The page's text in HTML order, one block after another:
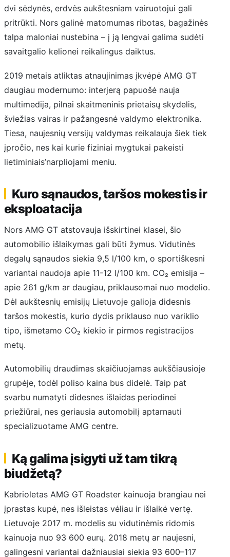
dvi sėdynės, erdvės aukštesniam vairuotojui gali
pritrūkti. Nors galinė matomumas ribotas, bagažinės
talpa maloniai nustebina – į ją lengvai galima sudėti
savaitgalio kelionei reikalingus daiktus.
2019 metais atliktas atnaujinimas įkvėpė AMG GT
daugiau modernumo: interjerą papuošė nauja
multimedija, pilnai skaitmeninis prietaisų skydelis,
šviežias vairas ir pažangesnė valdymo elektronika.
Tiesa, naujesnių versijų valdymas reikalauja šiek tiek
įpročio, nes kai kurie fiziniai mygtukai pakeisti
lietiminiais’narpliojami meniu.
Kuro sąnaudos, taršos mokestis ir
eksploatacija
Nors AMG GT atstovauja išskirtinei klasei, šio
automobilio išlaikymas gali būti žymus. Vidutinės
degalų sąnaudos siekia 9,5 l/100 km, o sportiškesni
variantai naudoja apie 11-12 l/100 km. CO₂ emisija –
apie 261 g/km ar daugiau, priklausomai nuo modelio.
Dėl aukštesnių emisijų Lietuvoje galioja didesnis
taršos mokestis, kurio dydis priklauso nuo variklio
tipo, išmetamo CO₂ kiekio ir pirmos registracijos
metų.
Automobilių draudimas skaičiuojamas aukščiausioje
grupėje, todėl poliso kaina bus didelė. Taip pat
svarbu numatyti didesnes išlaidas periodinei
priežiūrai, nes geriausia automobilį aptarnauti
specializuotame AMG centre.
Ką galima įsigyti už tam tikrą
biudžetą?
Kabrioletas AMG GT Roadster kainuoja brangiau nei
įprastas kupė, nes išleistas vėliau ir išlaikė vertę.
Lietuvoje 2017 m. modelis su vidutinėmis ridomis
kainuoja nuo 93 600 eurų. 2018 metų ar naujesni,
galingesni variantai dažniausiai siekia 93 600–117